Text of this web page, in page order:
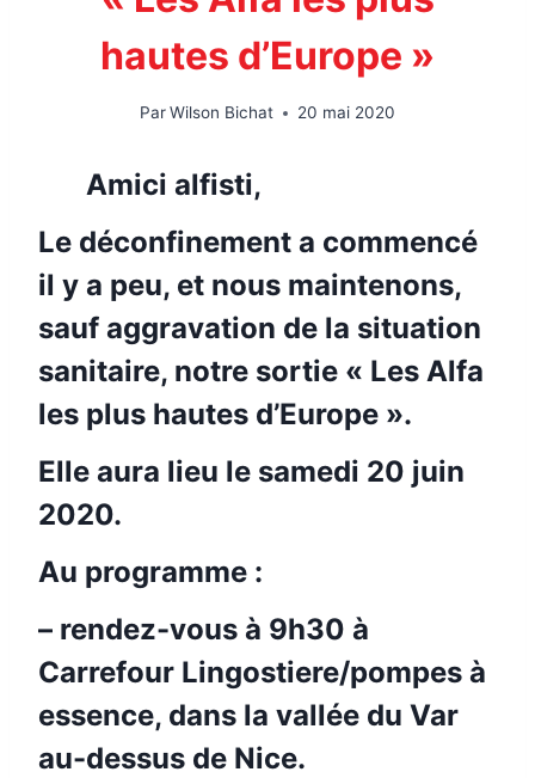
hautes d’Europe »
ParWilson Bichat 20 mai 2020
Amici alfisti,
Le déconfinement a commencé
il y a peu, et nous maintenons,
sauf aggravation de la situation
sanitaire, notre sortie « Les Alfa
les plus hautes d’Europe ».
Elle aura lieu le samedi 20 juin
2020.
Au programme :
– rendez-vous à 9h30 à
Carrefour Lingostiere/pompes à
essence, dans la vallée du Var
au-dessus de Nice.